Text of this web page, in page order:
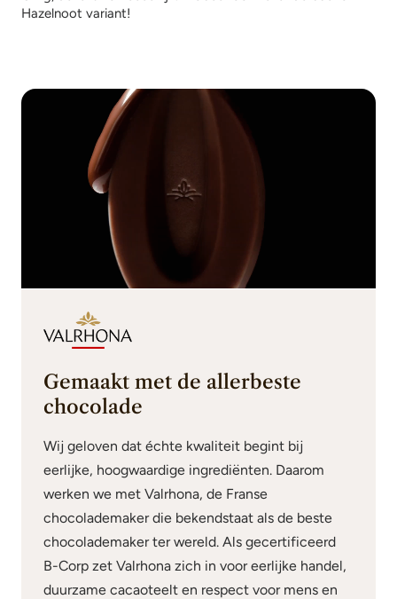
Hazelnoot variant!
Gemaakt met de allerbeste
chocolade
Wij geloven dat échte kwaliteit begint bij
eerlijke, hoogwaardige ingrediënten. Daarom
werken we met Valrhona, de Franse
chocolademaker die bekendstaat als de beste
chocolademaker ter wereld. Als gecertificeerd
B-Corp zet Valrhona zich in voor eerlijke handel,
duurzame cacaoteelt en respect voor mens en